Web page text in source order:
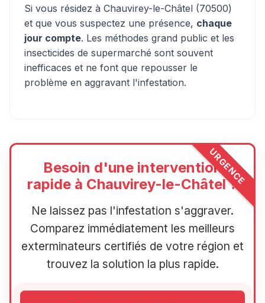
Si vous résidez à Chauvirey-le-Châtel (70500)
et que vous suspectez une présence, chaque
jour compte. Les méthodes grand public et les
insecticides de supermarché sont souvent
inefficaces et ne font que repousser le
problème en aggravant l'infestation.
URGENCE
Besoin d'une intervention
rapide à Chauvirey-le-Châtel ?
Ne laissez pas l'infestation s'aggraver.
Comparez immédiatement les meilleurs
exterminateurs certifiés de votre région et
trouvez la solution la plus rapide.